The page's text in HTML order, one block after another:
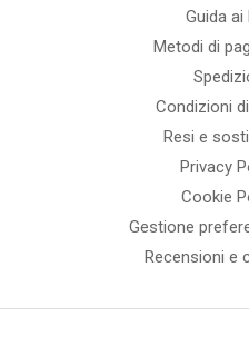
Guida ai
Metodi di
Condizioni
Resi e
Privacy
Cookie
Gestione
Recensioni e